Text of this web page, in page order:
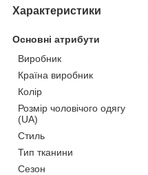
Характеристики
Основні атрибути
Виробник
Країна виробник
Колір
Розмір чоловічого одягу
(UA)
Стиль
Тип тканини
Сезон